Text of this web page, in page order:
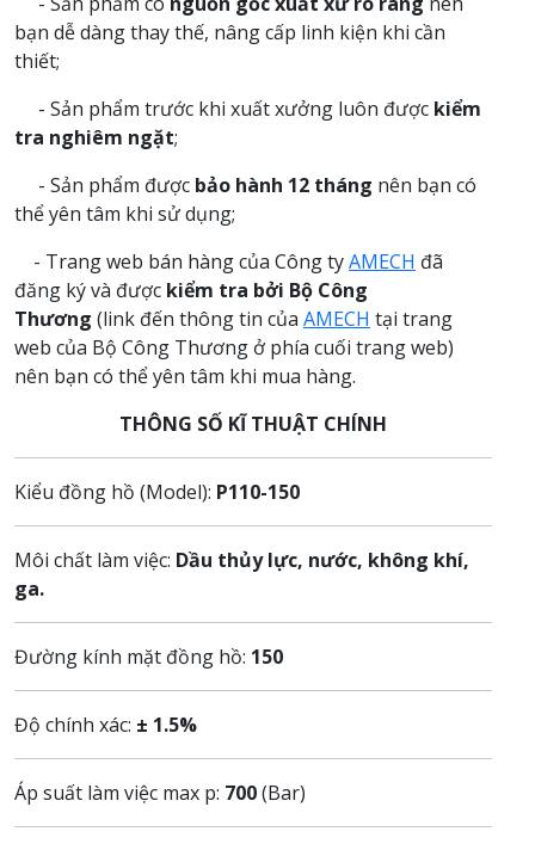
bạn dễ dàng thay thế, nâng cấp linh kiện khi cần
thiết;
- Sản phẩm trước khi xuất xưởng luôn được kiểm
tra nghiêm ngặt;
- Sản phẩm được bảo hành 12 tháng nên bạn có
thể yên tâm khi sử dụng;
- Trang web bán hàng của Công tyAMECH đã
đăng ký và được kiểm tra bởi Bộ Công
Thương (link đến thông tin của AMECH tại trang
web của Bộ Công Thương ở phía cuối trang web)
nên bạn có thể yên tâm khi mua hàng.
THÔNG SỐ KĨ THUẬT CHÍNH
Kiểu đồng hồ (Model): P110-150
Môi chất làm việc: Dầu thủy lực, nước, không khí,
ga.
Đường kính mặt đồng hồ: 150
Độ chính xác: ± 1.5%
Áp suất làm việc max p: 700(Bar)